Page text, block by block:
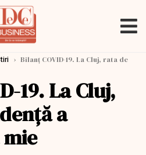
› Bilanț COVID-19. La Cluj, rata de
19. La Cluj,
a